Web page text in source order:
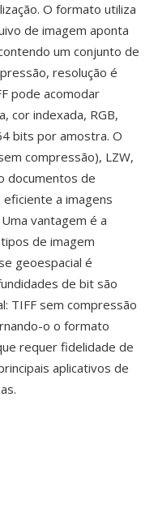
O formato utiliza
de imagem aponta
um conjunto de
resolução é
pode acomodar
cor indexada, RGB,
bits por amostra. O
compressão), LZW,
documentos de
a imagens
vantagem é a
de imagem
geoespacial é
de bit são
TIFF sem compressão
o o formato
requer fidelidade de
aplicativos de